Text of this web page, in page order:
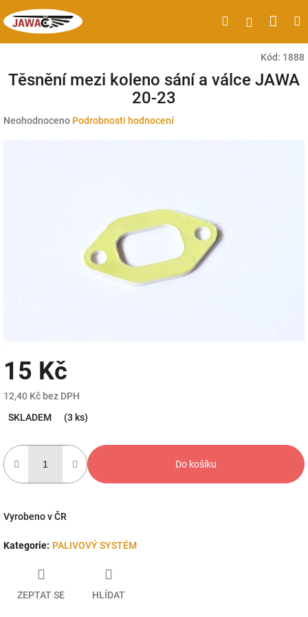
na
obsah
HledatPřihlášení
Kód: 1888
Těsnění mezi koleno sání a válce JAWA
20-23
Průměrné
Neohodnoceno Podrobnosti hodnocení
15 Kč
12,40 Kč bez DPH
cena:
SKLADEM (3 ks)
Do košíku
Vyrobeno v ČR
Kategorie: PALIVOVÝ SYSTÉM
ZEPTAT SE HLÍDAT